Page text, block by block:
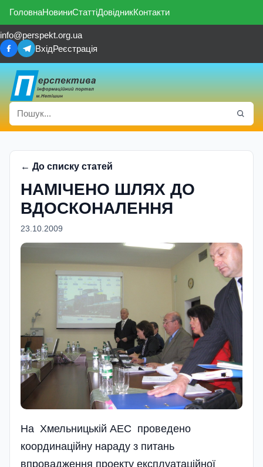
ГоловнаНовиниСтаттіДовідникКонтакти
info@perspekt.org.ua
ВхідРеєстрація
← До списку статей
НАМІЧЕНО ШЛЯХ ДО
ВДОСКОНАЛЕННЯ
23.10.2009
На Хмельницькій АЕС проведено
координаційну нараду з питань
впровадження проекту експлуатаційної